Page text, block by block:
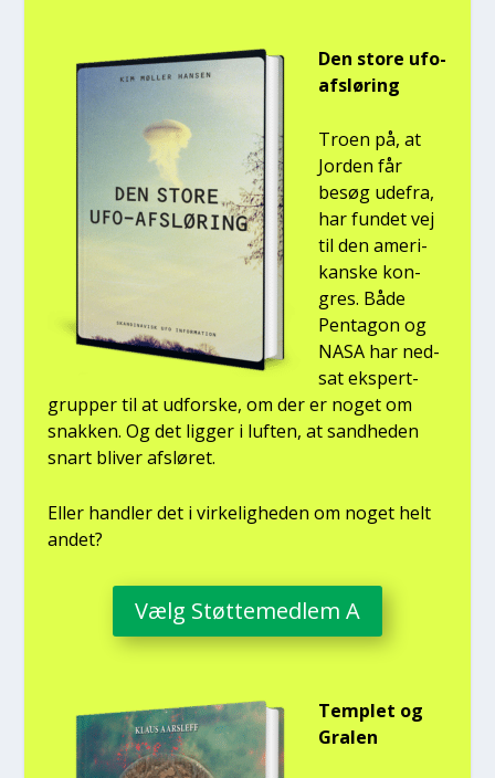
Den sto­re ufo-
afslø­ring
Tro­en på, at
Jor­den får
besøg ude­fra,
har fun­det vej
til den ame­ri­
kan­ske kon­
gres. Både
Pen­ta­gon og
NASA har ned­
sat eks­pert­
grup­per til at udfor­ske, om der er noget om
snak­ken. Og det lig­ger i luf­ten, at sand­he­den
snart bli­ver afslø­ret.
Eller hand­ler det i vir­ke­lig­he­den om noget helt
andet?
Vælg Støt­te­med­lem A
Temp­let og
Gra­len